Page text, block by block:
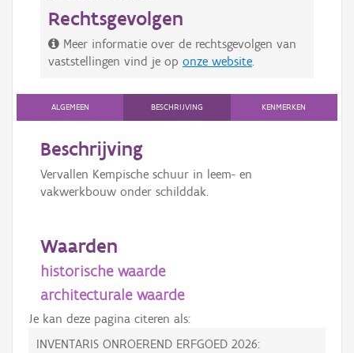
Rechtsgevolgen
Meer informatie over de rechtsgevolgen van
vaststellingen vind je op onze website
ALGEMEEN BESCHRIJVING KENMERKEN
Beschrijving
Vervallen Kempische schuur in leem- en
vakwerkbouw onder schilddak.
Waarden
historische waarde
architecturale waarde
Je kan deze pagina citeren als:
INVENTARIS ONROEREND ERFGOED 2026: